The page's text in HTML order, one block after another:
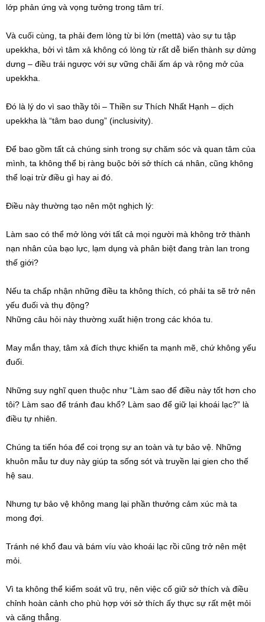
lớp phản ứng và vọng tưởng trong tâm trí.
Và cuối cùng, ta phải đem lòng từ bi lớn (mettā) vào sự tu tập
upekkha, bởi vì tâm xả không có lòng từ rất dễ biến thành sự dửng
dưng – điều trái ngược với sự vững chãi ấm áp và rộng mở của
upekkha.
Đó là lý do vì sao thầy tôi – Thiền sư Thích Nhất Hạnh – dịch
upekkha là “tâm bao dung” (inclusivity).
Để bao gồm tất cả chúng sinh trong sự chăm sóc và quan tâm của
mình, ta không thể bị ràng buộc bởi sở thích cá nhân, cũng không
thể loại trừ điều gì hay ai đó.
Điều này thường tạo nên một nghịch lý:
Làm sao có thể mở lòng với tất cả mọi người mà không trở thành
nạn nhân của bạo lực, lạm dụng và phân biệt đang tràn lan trong
thế giới?
Nếu ta chấp nhận những điều ta không thích, có phải ta sẽ trở nên
yếu đuối và thụ động?
Những câu hỏi này thường xuất hiện trong các khóa tu.
May mắn thay, tâm xả đích thực khiến ta mạnh mẽ, chứ không yếu
đuối.
Những suy nghĩ quen thuộc như “Làm sao để điều này tốt hơn cho
tôi? Làm sao để tránh đau khổ? Làm sao để giữ lại khoái lạc?” là
điều tự nhiên.
Chúng ta tiến hóa để coi trọng sự an toàn và tự bảo vệ. Những
khuôn mẫu tư duy này giúp ta sống sót và truyền lại gien cho thế
hệ sau.
Nhưng tự bảo vệ không mang lại phần thưởng cảm xúc mà ta
mong đợi.
Tránh né khổ đau và bám víu vào khoái lạc rồi cũng trở nên mệt
mỏi.
Vì ta không thể kiểm soát vũ trụ, nên việc cố giữ sở thích và điều
chỉnh hoàn cảnh cho phù hợp với sở thích ấy thực sự rất mệt mỏi
và căng thẳng.